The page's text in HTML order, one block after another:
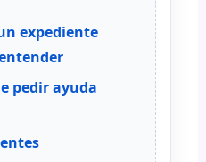
expediente
pedir ayuda